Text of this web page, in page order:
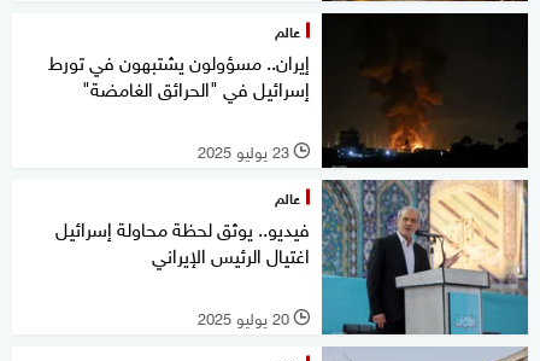
عالم
إيران.. مسؤولون يشتبهون في تورط
إسرائيل في "الحرائق الغامضة"
l 23 يوليو 2025
عالم
فيديو.. يوثق لحظة محاولة إسرائيل
اغتيال الرئيس الإيراني
l 20 يوليو 2025